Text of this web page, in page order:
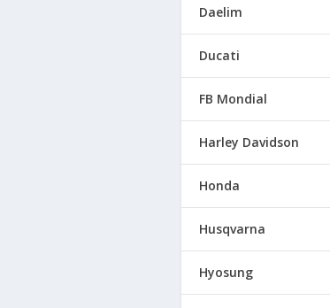
Daelim
Ducati
FB Mondial
Harley Davidson
Honda
Husqvarna
Hyosung